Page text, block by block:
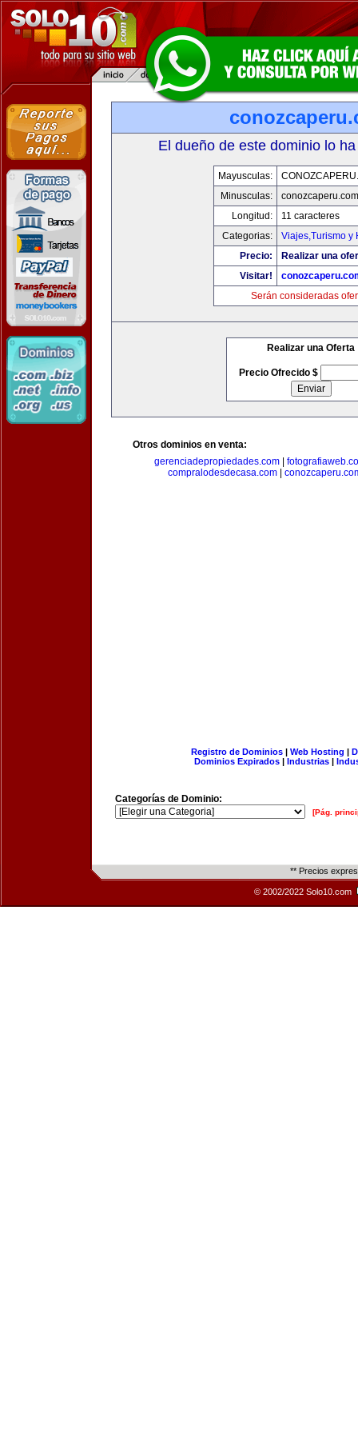
El dueño de este dominio lo
Mayusculas:
Minusculas:
conozcaperu.com
Longitud:
11 caracteres
Categorias:
Viajes,Turismo y
Precio:
Realizar una
Visitar!
Serán consideradas
Realizar una Oferta
Precio Ofrecido $
Otros dominios en venta:
gerenciadepropiedades.com|
compralodesdecasa.com
Registro de Dominios| Web Hosting |
Dominios Expirados | Industrias |
Categorías de Dominio:
[Pág.
** Precios
© 2002/2022 Solo10.com